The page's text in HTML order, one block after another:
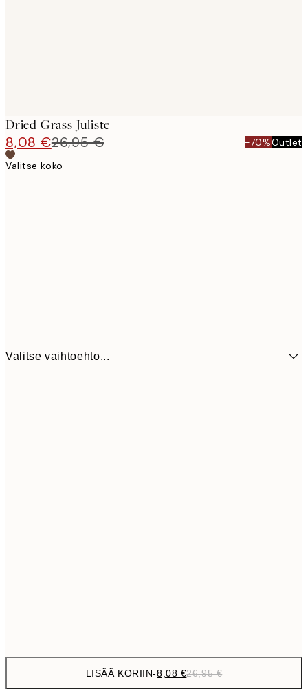
Dried Grass Juliste
8,08 €26,95 € -70%Outlet
Valitse koko
Valitse vaihtoehto...
LISÄÄ KORIIN-8,08 €26,95 €